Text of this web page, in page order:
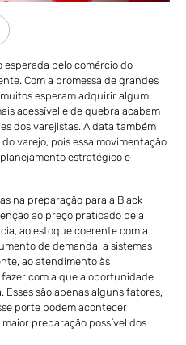
Copy Link
esperada pelo comércio do
Com a promessa de grandes
esperam adquirir algum
acessível e de quebra acabam
dos varejistas. A data também
varejo, pois essa movimentação
estratégico e
na preparação para a Black
ao preço praticado pela
ao estoque coerente com a
de demanda, a sistemas
ao atendimento às
com a que a oportunidade
são apenas alguns fatores,
porte podem acontecer
preparação possível dos